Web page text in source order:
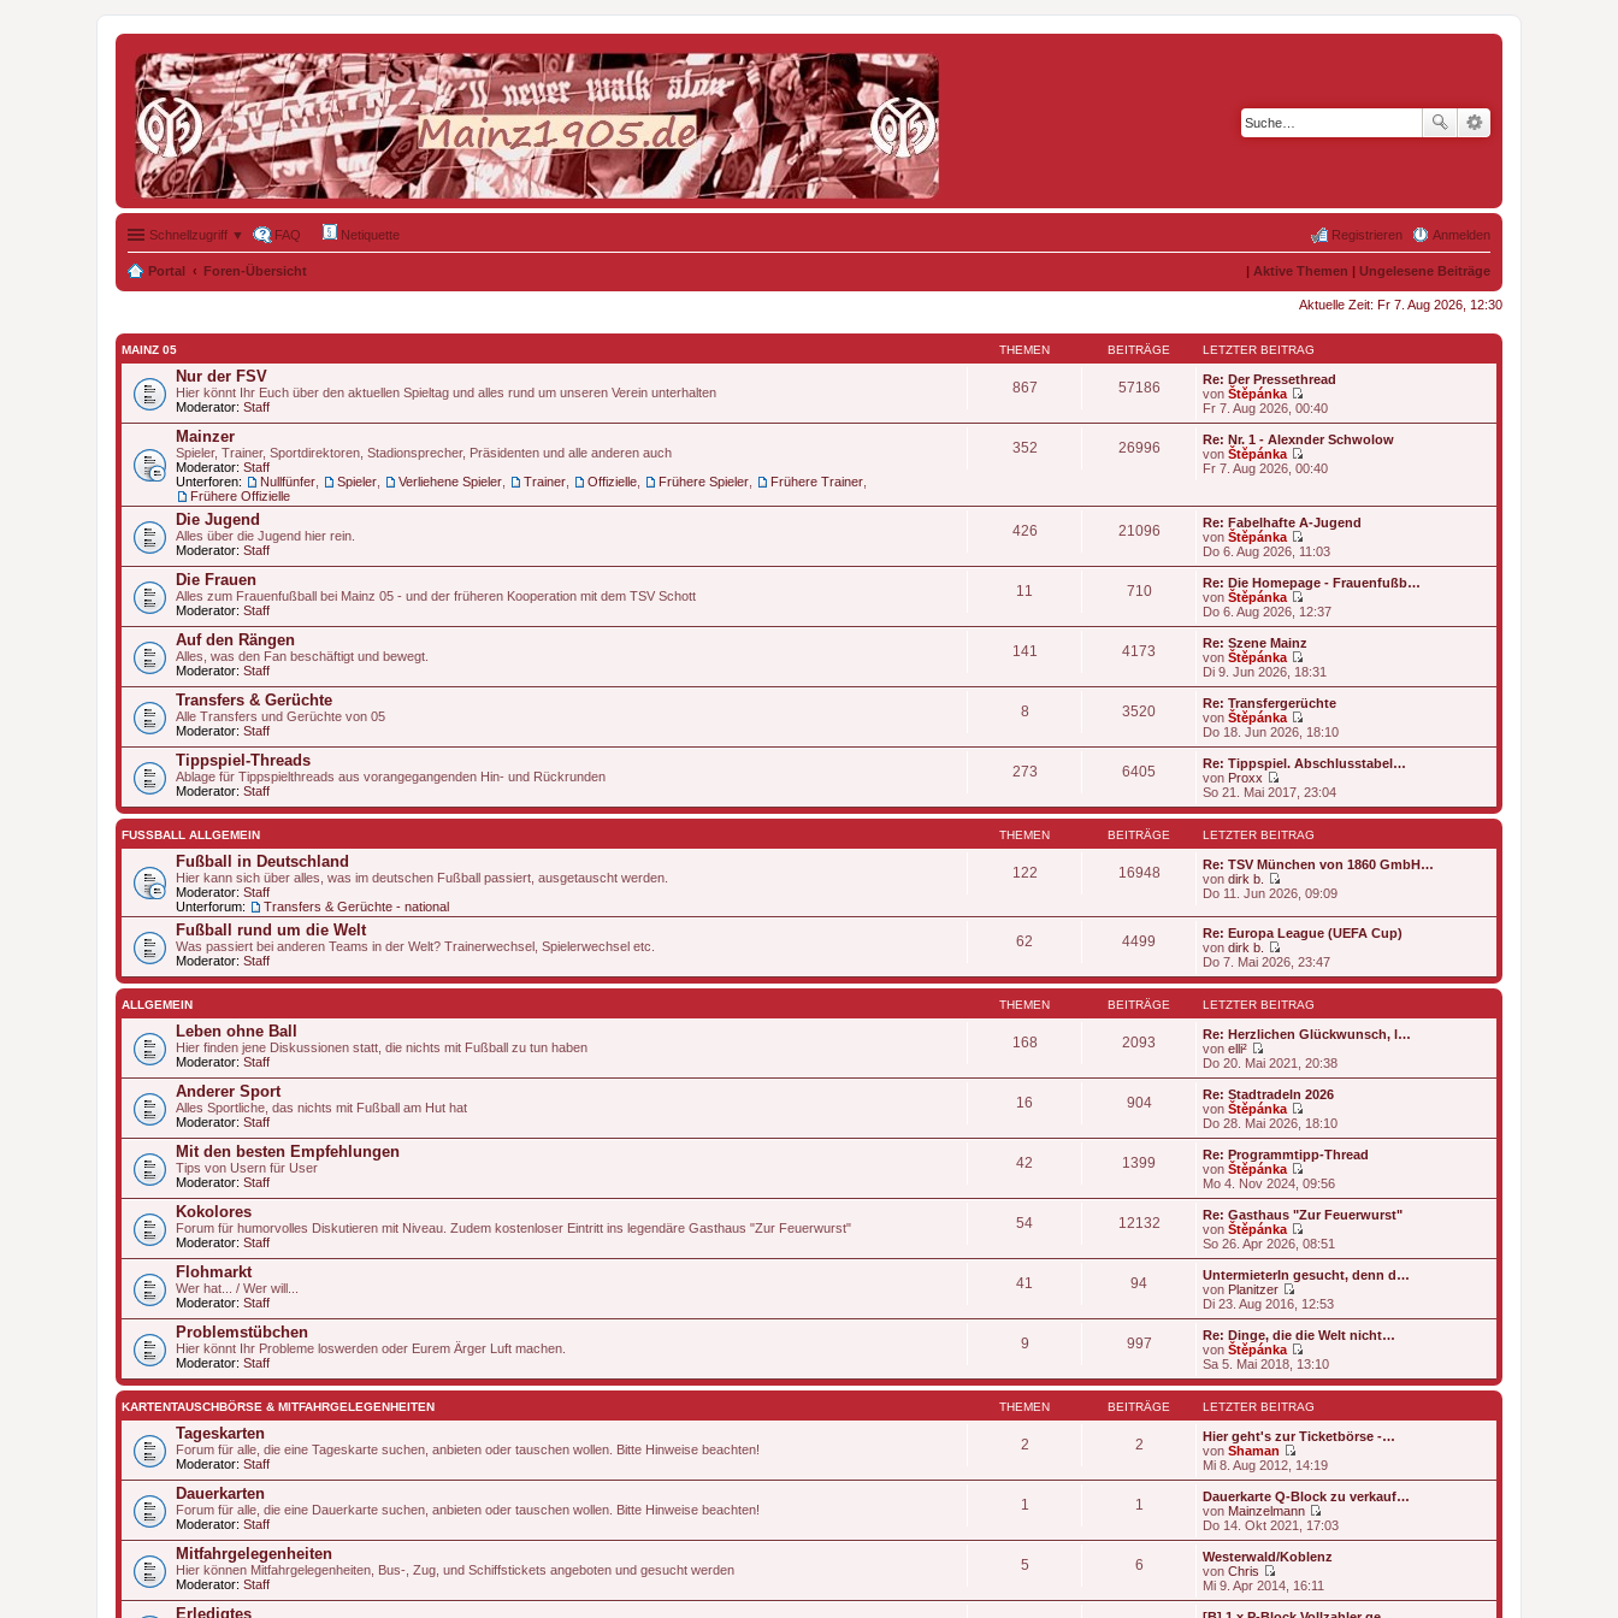
Schnellzugriff ▼ FAQ Netiquette Anmelden
Registrieren
Portal Foren-Übersicht | Aktive Themen | Ungelesene Beiträge
Aktuelle Zeit: Fr 7. Aug 2026, 12:30
MAINZ 05 THEMEN BEITRÄGE LETZTER BEITRAG
Nur der FSV
Hier könnt Ihr Euch über den aktuellen Spieltag und alles rund um unseren Verein unterhalten
Moderator: Staff
867 57186
Re: Der Pressethread
von Štěpánka
N
e
u
e
s
t
r
B
t
r
a
g
Fr 7. Aug 2026, 00:40
Mainzer
Spieler, Trainer, Sportdirektoren, Stadionsprecher, Präsidenten und alle anderen auch
Moderator: Staff
Unterforen:
Nullfünfer Spieler Verliehene Spieler Trainer Offizielle Frühere Spieler Frühere Trainer
Frühere Offizielle
352 26996
Re: Nr. 1 - Alexnder Schwolow
von Štěpánka
N
e
s
e
r
B
t
r
g
Fr 7. Aug 2026, 00:40
Die Jugend
Alles über die Jugend hier rein.
Moderator: Staff
426 21096
Re: Fabelhafte A-Jugend
von Štěpánka
N
e
u
e
s
t
r
B
e
t
a
g
Do 6. Aug 2026, 11:03
Die Frauen
Alles zum Frauenfußball bei Mainz 05 - und der früheren Kooperation mit dem TSV Schott
Moderator: Staff
11 710
Re: Die Homepage - Frauenfußb…
von Štěpánka
N
e
u
e
s
t
e
r
B
e
t
a
g
Do 6. Aug 2026, 12:37
Auf den Rängen
Alles, was den Fan beschäftigt und bewegt.
Moderator: Staff
141 4173
Re: Szene Mainz
von Štěpánka
N
e
u
e
s
e
r
B
e
i
t
r
g
Di 9. Jun 2026, 18:31
Transfers & Gerüchte
Alle Transfers und Gerüchte von 05
Moderator: Staff
8 3520
Re: Transfergerüchte
von Štěpánka
N
e
u
e
s
t
e
r
e
i
t
r
a
g
Do 18. Jun 2026, 18:10
Tippspiel-Threads
Ablage für Tippspielthreads aus vorangegangenden Hin- und Rückrunden
Moderator: Staff
273 6405
Re: Tippspiel. Abschlusstabel…
von Proxx
N
e
u
e
s
t
r
e
i
r
a
g
So 21. Mai 2017, 23:04
FUSSBALL ALLGEMEIN THEMEN BEITRÄGE LETZTER BEITRAG
Fußball in Deutschland
Hier kann sich über alles, was im deutschen Fußball passiert, ausgetauscht werden.
Moderator: Staff
Unterforum:
Transfers & Gerüchte - national
122 16948
Re: TSV München von 1860 GmbH…
von dirk b.
N
u
e
t
e
r
B
e
i
r
a
g
Do 11. Jun 2026, 09:09
Fußball rund um die Welt
Was passiert bei anderen Teams in der Welt? Trainerwechsel, Spielerwechsel etc.
Moderator: Staff
62 4499
Re: Europa League (UEFA Cup)
von dirk b.
N
e
u
e
s
t
r
B
e
i
t
r
g
Do 7. Mai 2026, 23:47
ALLGEMEIN THEMEN BEITRÄGE LETZTER BEITRAG
Leben ohne Ball
Hier finden jene Diskussionen statt, die nichts mit Fußball zu tun haben
Moderator: Staff
168 2093
Re: Herzlichen Glückwunsch, l…
von elli²
N
e
u
e
s
t
r
B
e
t
r
a
g
Do 20. Mai 2021, 20:38
Anderer Sport
Alles Sportliche, das nichts mit Fußball am Hut hat
Moderator: Staff
16 904
Re: Stadtradeln 2026
von Štěpánka
N
e
u
e
s
t
e
r
B
e
t
a
g
Do 28. Mai 2026, 18:10
Mit den besten Empfehlungen
Tips von Usern für User
Moderator: Staff
42 1399
Re: Programmtipp-Thread
von Štěpánka
N
e
u
e
s
t
r
B
e
t
a
g
Mo 4. Nov 2024, 09:56
Kokolores
Forum für humorvolles Diskutieren mit Niveau. Zudem kostenloser Eintritt ins legendäre Gasthaus "Zur Feuerwurst"
Moderator: Staff
54 12132
Re: Gasthaus "Zur Feuerwurst"
von Štěpánka
N
e
u
e
s
t
e
r
B
e
i
t
r
a
g
So 26. Apr 2026, 08:51
Flohmarkt
Wer hat... / Wer will...
Moderator: Staff
41 94
UntermieterIn gesucht, denn d…
von Planitzer
N
e
u
e
s
t
e
r
e
t
r
a
g
Di 23. Aug 2016, 12:53
Problemstübchen
Hier könnt Ihr Probleme loswerden oder Eurem Ärger Luft machen.
Moderator: Staff
9 997
Re: Dinge, die die Welt nicht…
von Štěpánka
N
e
u
e
s
t
r
B
e
i
t
r
a
g
Sa 5. Mai 2018, 13:10
KARTENTAUSCHBÖRSE & MITFAHRGELEGENHEITEN THEMEN BEITRÄGE LETZTER BEITRAG
Tageskarten
Forum für alle, die eine Tageskarte suchen, anbieten oder tauschen wollen. Bitte Hinweise beachten!
Moderator: Staff
2 2
Hier geht's zur Ticketbörse -…
von Shaman
N
e
u
e
s
t
e
r
B
e
Mi 8. Aug 2012, 14:19
Dauerkarten
Forum für alle, die eine Dauerkarte suchen, anbieten oder tauschen wollen. Bitte Hinweise beachten!
Moderator: Staff
1 1
Dauerkarte Q-Block zu verkauf…
von Mainzelmann
N
e
u
e
t
e
Do 14. Okt 2021, 17:03
Mitfahrgelegenheiten
Hier können Mitfahrgelegenheiten, Bus-, Zug, und Schiffstickets angeboten und gesucht werden
Moderator: Staff
5 6
Westerwald/Koblenz
von Chris
N
e
u
Mi 9. Apr 2014, 16:11
Erledigtes